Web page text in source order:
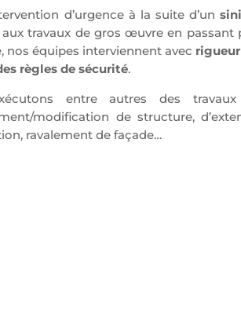
d’urgence à la suite d’un
aux travaux de gros œuvre en
nos équipes interviennent avec rigueur
règles de sécurité.
entre autres des travaux
modification de structure,
ravalement de façade…